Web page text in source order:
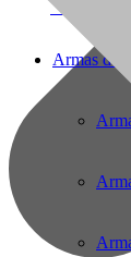
56(61)2221727
E-Mail:
Armas de